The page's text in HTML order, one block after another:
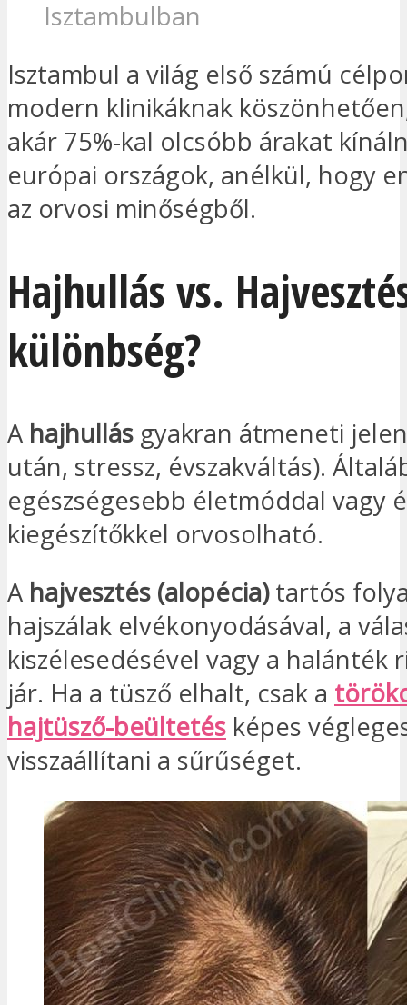
Isztambulban
Isztambul a világ első számú
modern klinikáknak
akár 75%-kal olcsóbb árakat
európai országok, anélkül, hogy
az orvosi minőségből.
Hajhullás vs.
különbség?
A hajhullás gyakran átmeneti
után, stressz, évszakváltás).
egészségesebb életmóddal vagy
kiegészítőkkel orvosolható.
A hajvesztés (alopécia)tartós
hajszálak elvékonyodásával, a
kiszélesedésével vagy a halánték
jár. Ha a tüsző elhalt, csak a
hajtüsző-beültetés képes
visszaállítani a sűrűséget.